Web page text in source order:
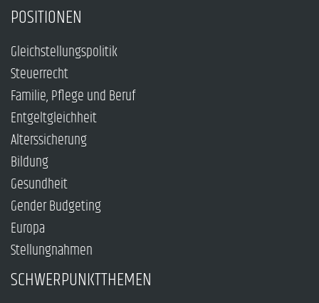
POSITIONEN
Gleichstellungspolitik
Steuerrecht
Familie, Pflege und Beruf
Entgeltgleichheit
Alterssicherung
Bildung
Gesundheit
Gender Budgeting
Europa
Stellungnahmen
SCHWERPUNKTTHEMEN